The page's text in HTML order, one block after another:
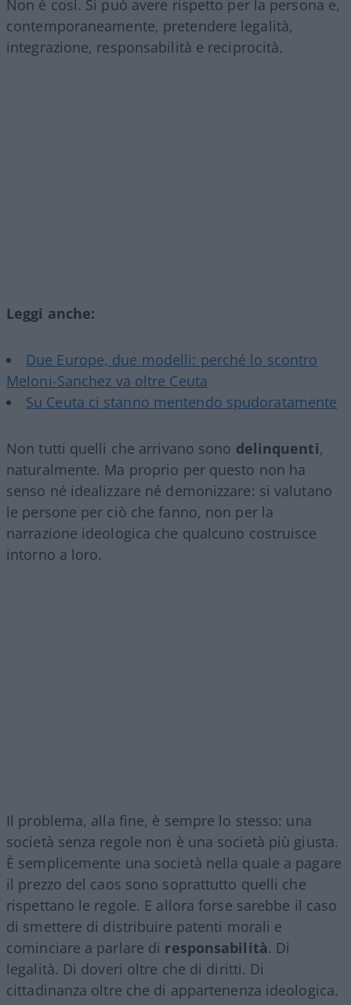
Non è così. Si può avere rispetto per la persona e,
contemporaneamente, pretendere legalità,
integrazione, responsabilità e reciprocità.
Leggi anche:
Due Europe, due modelli: perché lo scontro
Meloni-Sanchez va oltre Ceuta
Su Ceuta ci stanno mentendo spudoratamente
Non tutti quelli che arrivano sono delinquenti,
naturalmente. Ma proprio per questo non ha
senso né idealizzare né demonizzare: si valutano
le persone per ciò che fanno, non per la
narrazione ideologica che qualcuno costruisce
intorno a loro.
Il problema, alla fine, è sempre lo stesso: una
società senza regole non è una società più giusta.
È semplicemente una società nella quale a pagare
il prezzo del caos sono soprattutto quelli che
rispettano le regole. E allora forse sarebbe il caso
di smettere di distribuire patenti morali e
cominciare a parlare di responsabilità. Di
legalità. Di doveri oltre che di diritti. Di
cittadinanza oltre che di appartenenza ideologica.